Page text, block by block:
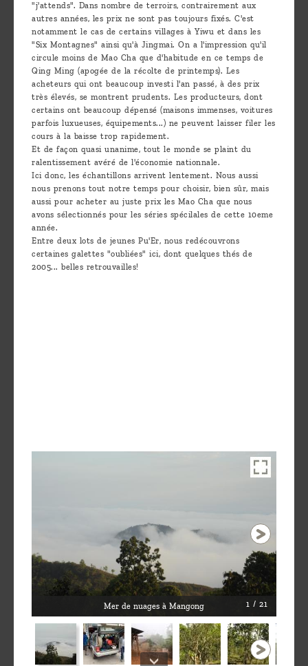
"j'attends". Dans nombre de terroirs, contrairement aux
autres années, les prix ne sont pas toujours fixés. C'est
notamment le cas de certains villages à Yiwu et dans les
"Six Montagnes" ainsi qu'à Jingmai. On a l'impression qu'il
circule moins de Mao Cha que d'habitude en ce temps de
Qing Ming (apogée de la récolte de printemps). Les
acheteurs qui ont beaucoup investi l'an passé, à des prix
très élevés, se montrent prudents. Les producteurs, dont
certains ont beaucoup dépensé (maisons immenses, voitures
parfois luxueuses, équipements...) ne peuvent laisser filer les
cours à la baisse trop rapidement.
Et de façon quasi unanime, tout le monde se plaint du
ralentissement avéré de l'économie nationnale.
Ici donc, les échantillons arrivent lentement. Nous aussi
nous prenons tout notre temps pour choisir, bien sûr, mais
aussi pour acheter au juste prix les Mao Cha que nous
avons sélectionnés pour les séries spécilales de cette 10eme
année.
Entre deux lots de jeunes Pu'Er, nous redécouvrons
certaines galettes "oubliées" ici, dont quelques thés de
2005... belles retrouvailles!
Mer de nuages à Mangong 1 / 21